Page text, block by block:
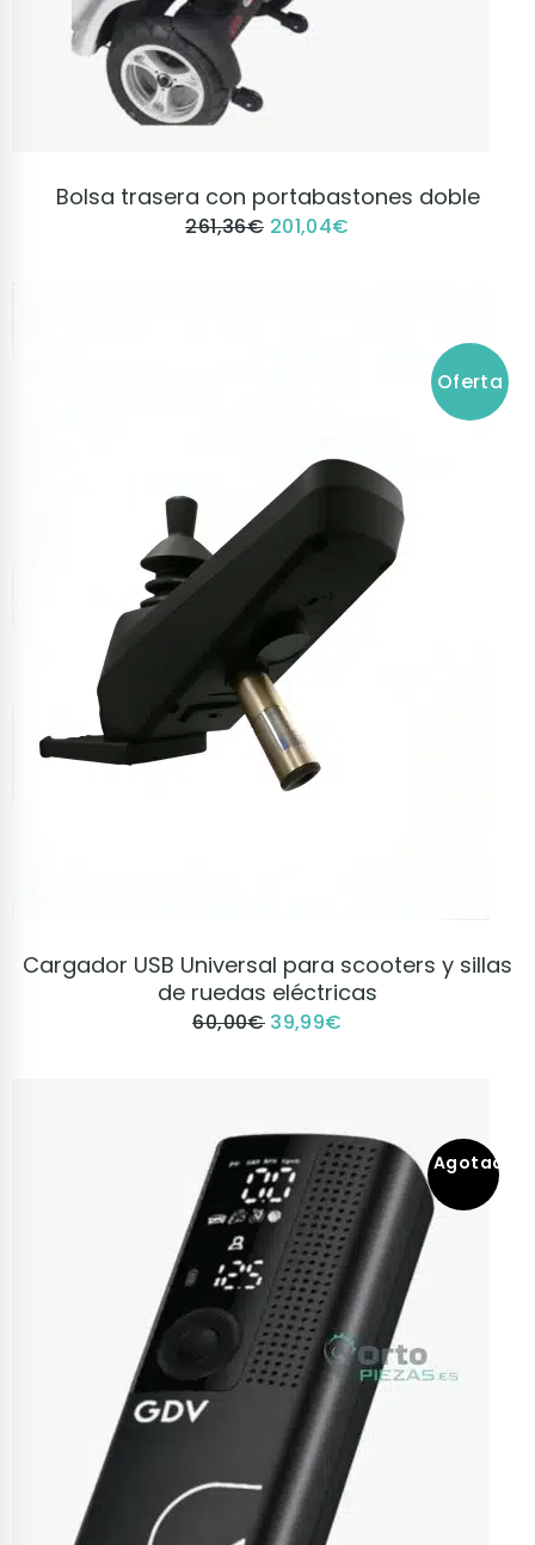
VER PRODUCTO
Bolsa trasera con portabastones doble
261,36€ 201,04€
Oferta
VER PRODUCTO
Cargador USB Universal para scooters y sillas
de ruedas eléctricas
60,00€ 39,99€
Agotado